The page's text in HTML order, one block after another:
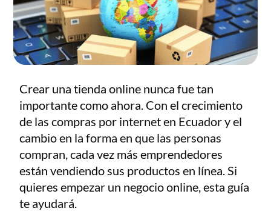
Crear una tienda online nunca fue tan
importante como ahora. Con el crecimiento
de las compras por internet en Ecuador y el
cambio en la forma en que las personas
compran, cada vez más emprendedores
están vendiendo sus productos en línea. Si
quieres empezar un negocio online, esta guía
te ayudará.